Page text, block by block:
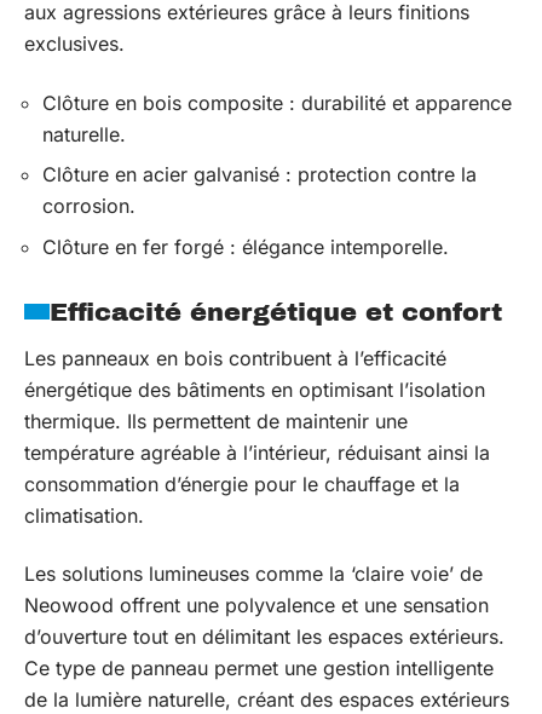
aux agressions extérieures grâce à leurs finitions
exclusives.
Clôture en bois composite : durabilité et apparence
naturelle.
Clôture en acier galvanisé : protection contre la
corrosion.
Clôture en fer forgé : élégance intemporelle.
Efficacité énergétique et confort
Les panneaux en bois contribuent à l’efficacité
énergétique des bâtiments en optimisant l’isolation
thermique. Ils permettent de maintenir une
température agréable à l’intérieur, réduisant ainsi la
consommation d’énergie pour le chauffage et la
climatisation.
Les solutions lumineuses comme la ‘claire voie’ de
Neowood offrent une polyvalence et une sensation
d’ouverture tout en délimitant les espaces extérieurs.
Ce type de panneau permet une gestion intelligente
de la lumière naturelle, créant des espaces extérieurs